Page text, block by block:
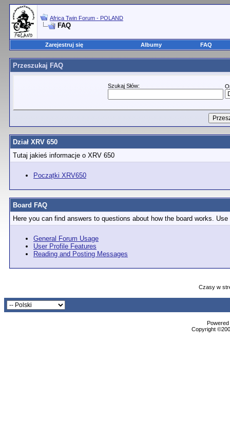
Africa Twin Forum - POLAND
FAQ
Zarejestruj się Albumy FAQ
Przeszukaj FAQ
Szukaj Słów:
Dział XRV 650
Tutaj jakieś informacje o XRV 650
Początki XRV650
Board FAQ
Here you can find answers to questions about how the board works.
General Forum Usage
User Profile Features
Reading and Posting Messages
Czasy w
Copyright